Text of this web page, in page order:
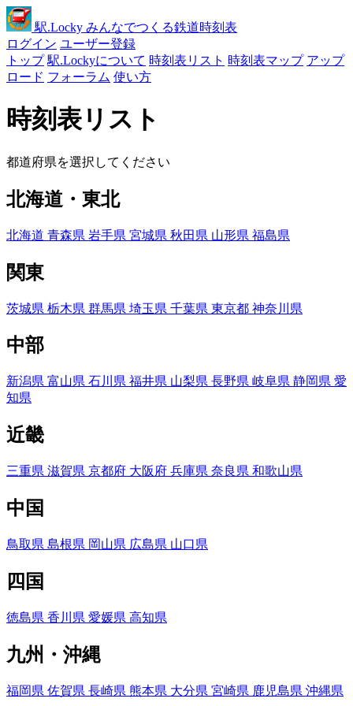
駅.Locky みんなでつくる鉄道時刻表
ログイン ユーザー登録
トップ 駅.Lockyについて 時刻表リスト 時刻表マップ アップ
ロード フォーラム 使い方
時刻表リスト
都道府県を選択してください
北海道・東北
北海道 青森県 岩手県 宮城県 秋田県 山形県 福島県
関東
茨城県 栃木県 群馬県 埼玉県 千葉県 東京都 神奈川県
中部
新潟県 富山県 石川県 福井県 山梨県 長野県 岐阜県 静岡県 愛
知県
近畿
三重県 滋賀県 京都府 大阪府 兵庫県 奈良県 和歌山県
中国
鳥取県 島根県 岡山県 広島県 山口県
四国
徳島県 香川県 愛媛県 高知県
九州・沖縄
福岡県 佐賀県 長崎県 熊本県 大分県 宮崎県 鹿児島県 沖縄県